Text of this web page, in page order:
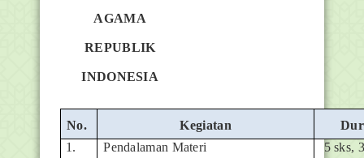
AGAMA
REPUBLIK
INDONESIA
No. Kegiatan
1.
Pendalaman Materi 5 sks,